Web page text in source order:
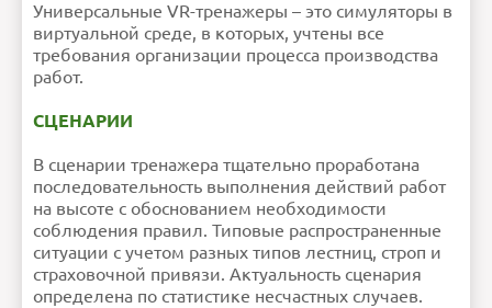
Универсальные VR-тренажеры – это симуляторы в
виртуальной среде, в которых, учтены все
требования организации процесса производства
работ.
СЦЕНАРИИ
В сценарии тренажера тщательно проработана
последовательность выполнения действий работ
на высоте с обоснованием необходимости
соблюдения правил. Типовые распространенные
ситуации с учетом разных типов лестниц, строп и
страховочной привязи. Актуальность сценария
определена по статистике несчастных случаев.
Внимание:HTML не поддерживается! Используйте
Рейтинг